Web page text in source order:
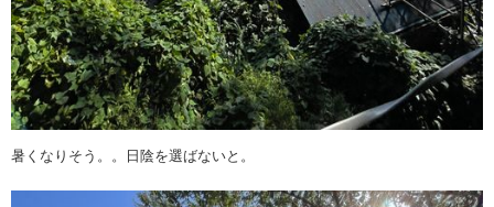
暑くなりそう。。日陰を選ばないと。